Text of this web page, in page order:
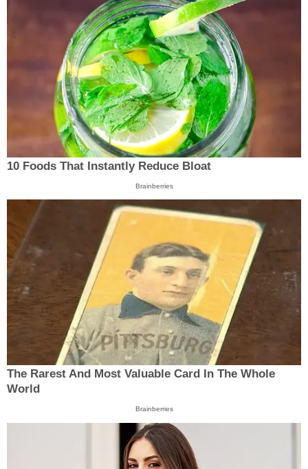
10 Foods That Instantly Reduce Bloat
Brainberries
The Rarest And Most Valuable Card In The Whole
World
Brainberries